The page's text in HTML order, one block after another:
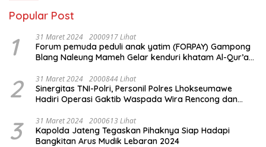
Popular Post
1 31 Maret 2024 2000917 Lihat
Forum pemuda peduli anak yatim (FORPAY) Gampong
Blang Naleung Mameh Gelar kenduri khatam Al-Qur’an
2 31 Maret 2024 2000844 Lihat
Sinergitas TNI-Polri, Personil Polres Lhokseumawe
Hadiri Operasi Gaktib Waspada Wira Rencong dan
3 31 Maret 2024 2000613 Lihat
Kapolda Jateng Tegaskan Pihaknya Siap Hadapi
Bangkitan Arus Mudik Lebaran 2024